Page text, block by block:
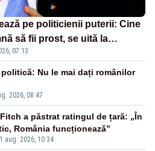
pe politicienii puterii: Cine
să fii prost, se uită la
07:13
2026, 08:47
Nu le mai dați românilor
1 aug. 2026, 10:34
a păstrat ratingul de țară: „În
România funcționează”